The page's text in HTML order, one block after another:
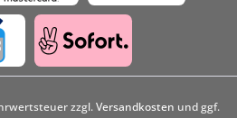
zzgl.Versandkosten und ggf.